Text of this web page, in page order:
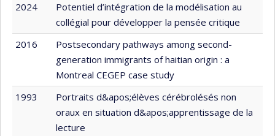
2024
Potentiel d’intégration de la modélisation au
collégial pour développer la pensée critique
2016
Postsecondary pathways among second-
generation immigrants of haitian origin : a
Montreal CEGEP case study
1993
Portraits d&apos;élèves cérébrolésés non
oraux en situation d&apos;apprentissage de la
lecture